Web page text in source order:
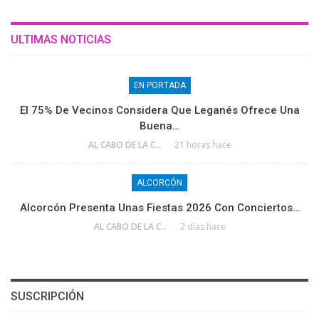
ULTIMAS NOTICIAS
EN PORTADA
El 75% De Vecinos Considera Que Leganés Ofrece Una
Buena…
AL CABO DE LA CALLE 21 horas hace
ALCORCÓN
Alcorcón Presenta Unas Fiestas 2026 Con Conciertos…
AL CABO DE LA CALLE 2 días hace
SUSCRIPCIÓN